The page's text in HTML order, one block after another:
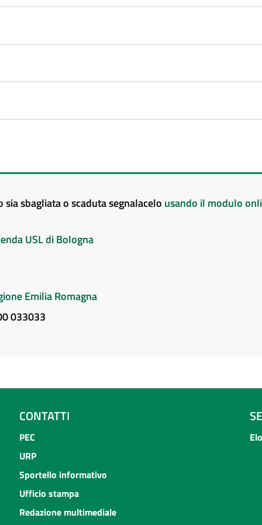
sbagliata o scaduta segnalacelo usando il modulo
USL di Bologna
Emilia Romagna
033033
CONTATTI
PEC
URP
Sportello informativo
Ufficio stampa
Redazione multimediale